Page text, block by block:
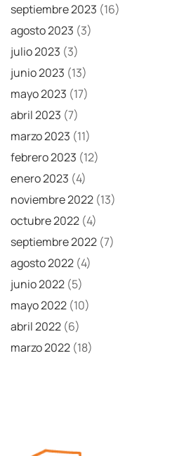
septiembre 2023 (16)
agosto 2023 (3)
julio 2023 (3)
junio 2023 (13)
mayo 2023 (17)
abril 2023 (7)
marzo 2023 (11)
febrero 2023 (12)
enero 2023 (4)
noviembre 2022 (13)
octubre 2022 (4)
septiembre 2022 (7)
agosto 2022 (4)
junio 2022 (5)
mayo 2022 (10)
abril 2022 (6)
marzo 2022 (18)